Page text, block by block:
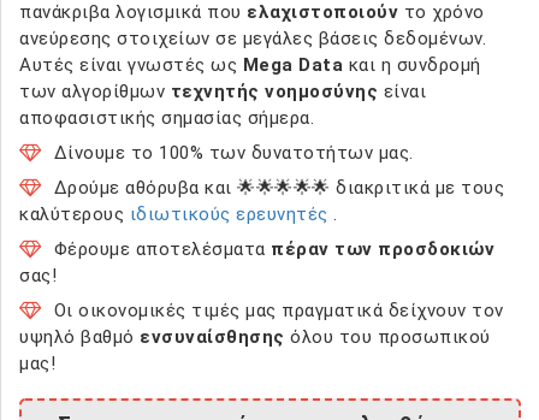
πανάκριβα λογισμικά που ελαχιστοποιούν το χρόνο
ανεύρεσης στοιχείων σε μεγάλες βάσεις δεδομένων.
Αυτές είναι γνωστές ως Mega Data και η συνδρομή
των αλγορίθμων τεχνητής νοημοσύνης είναι
αποφασιστικής σημασίας σήμερα.
Δίνουμε το 100% των δυνατοτήτων μας.
Δρούμε αθόρυβα και 🌟🌟🌟🌟🌟 διακριτικά με τους
καλύτερους ιδιωτικούς ερευνητές .
Φέρουμε αποτελέσματα πέραν των προσδοκιών
σας!
Οι οικονομικές τιμές μας πραγματικά δείχνουν τον
υψηλό βαθμό ενσυναίσθησης όλου του προσωπικού
μας!